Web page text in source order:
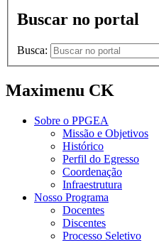
Buscar no portal
Busca:
Maximenu CK
Sobre o PPGEA
Missão e Objetivos
Histórico
Perfil do Egresso
Coordenação
Infraestrutura
Nosso Programa
Docentes
Discentes
Processo Seletivo